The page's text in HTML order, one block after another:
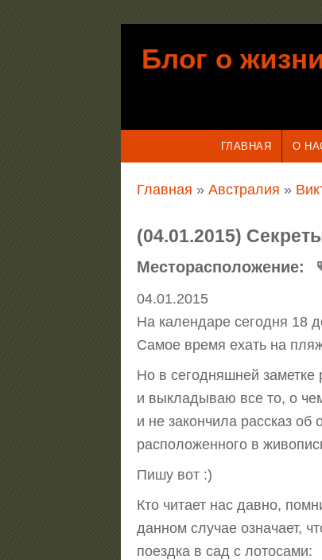
Блог о
ГЛАВНАЯ О
Вы здесь
Главная » Австралия »
(04.01.2015)
Месторасположение:
04.01.2015
На календаре сегодня 18
Самое время ехать на
Но в сегодняшней
и выкладываю все то, о
и не закончила рассказ
расположенного в
Пишу вот :)
Кто читает нас давно,
данном случае означает,
поездка в сад с лотосами: